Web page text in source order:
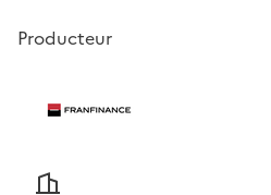
Producteur